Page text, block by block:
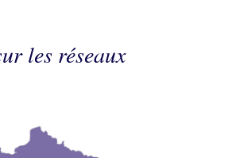
les réseaux